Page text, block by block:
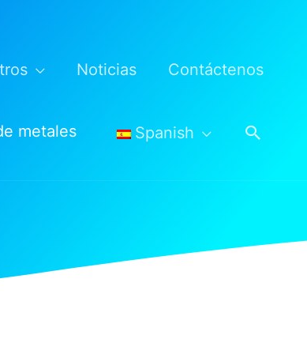
Noticias Contáctenos
Spanish
metales